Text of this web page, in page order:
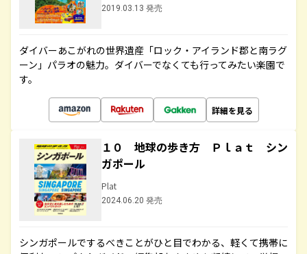
2019.03.13 発売
ダイバーあこがれの世界遺産「ロック・アイランド郡と南ラグ
ーン」パラオの魅力。ダイバーでなくても行ってみたい楽園で
す。
詳細を見る
１０ 地球の歩き方 Ｐｌａｔ シン
ガポール
Plat
2024.06.20 発売
シンガポールでするべきことがひと目でわかる、軽くて携帯に